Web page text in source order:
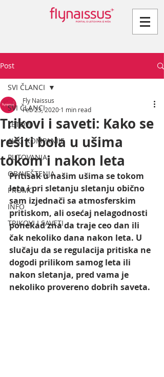
Post
SVI ČLANCI
LETOVI
AVIO KOMPANIJE
PUTOVANJA
OBAVEŠTENJA
PROMO
INFO
TRIKOVI I SAVETI
SVI ČLANCI
Trikovi i saveti: Kako se
rešiti bola u ušima
tokom i nakon leta
Fly Naissus
Feb 23, 2020 1 min read
Pritisak u našim ušima se tokom
leta i pri sletanju sletanju obično
sam izjednači sa atmosferskim
pritiskom, ali osećaj nelagodnosti
ponekad zna da traje ceo dan ili
čak nekoliko dana nakon leta. U
slučaju da se regulacija pritiska ne
dogodi prilikom samog leta ili
nakon sletanja, pred vama je
nekoliko provereno dobrih saveta.